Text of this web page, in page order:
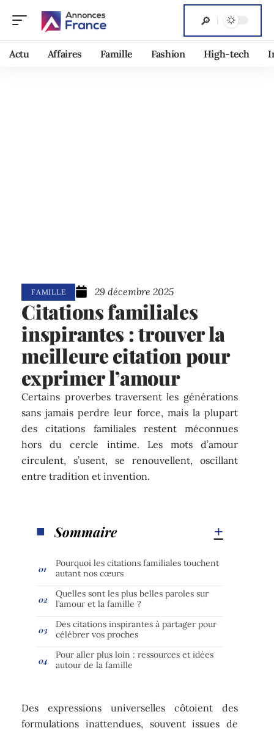
Actu Affaires Famille Fashion High-tech
FAMILLE 29 décembre 2025
Citations familiales
inspirantes : trouver la
meilleure citation pour
exprimer l’amour
Certains proverbes traversent les générations
sans jamais perdre leur force, mais la plupart
des citations familiales restent méconnues
hors du cercle intime. Les mots d’amour
circulent, s’usent, se renouvellent, oscillant
entre tradition et invention.
Sommaire
Pourquoi les citations familiales touchent
autant nos cœurs
Quelles sont les plus belles paroles sur
l’amour et la famille ?
Des citations inspirantes à partager pour
célébrer vos proches
Pour aller plus loin : ressources et idées
autour de la famille
Des expressions universelles côtoient des
formulations inattendues, souvent issues de